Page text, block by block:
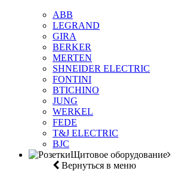
ABB
LEGRAND
GIRA
BERKER
MERTEN
SHNEIDER ELECTRIC
FONTINI
BTICHINO
JUNG
WERKEL
FEDE
T&J ELECTRIC
BJC
Щитовое оборудование
Вернуться в меню